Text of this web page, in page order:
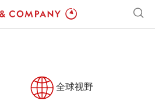
全球视野